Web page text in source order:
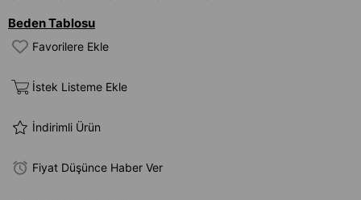
Beden Tablosu
Favorilere Ekle
İstek Listeme Ekle
İndirimli Ürün
Fiyat Düşünce Haber Ver